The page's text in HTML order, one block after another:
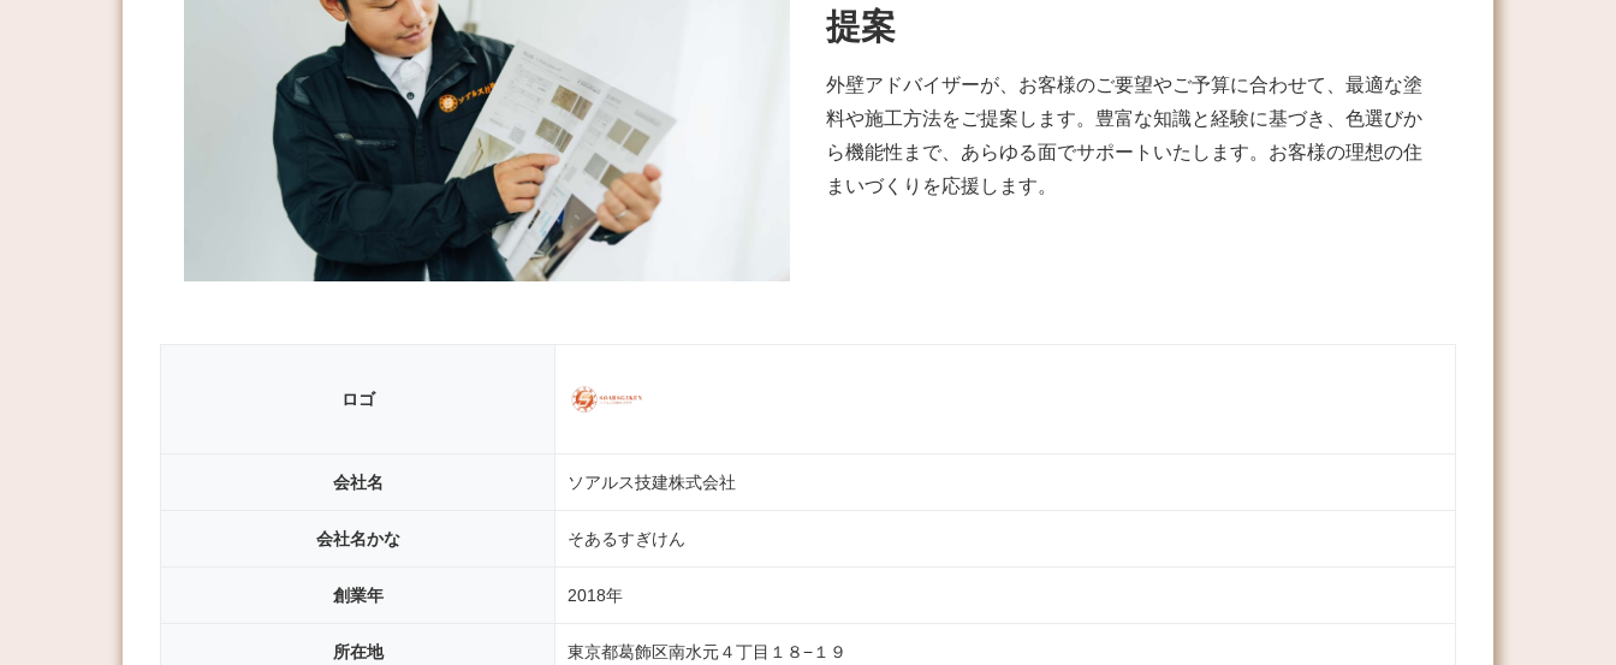
提案
外壁アドバイザーが、お客様のご要望やご予算に合わせて、最適な塗
料や施工方法をご提案します。豊富な知識と経験に基づき、色選びか
ら機能性まで、あらゆる面でサポートいたします。お客様の理想の住
まいづくりを応援します。
ロゴ
会社名 ソアルス技建株式会社
会社名かな そあるすぎけん
創業年 2018年
所在地 東京都葛飾区南水元４丁目１８−１９